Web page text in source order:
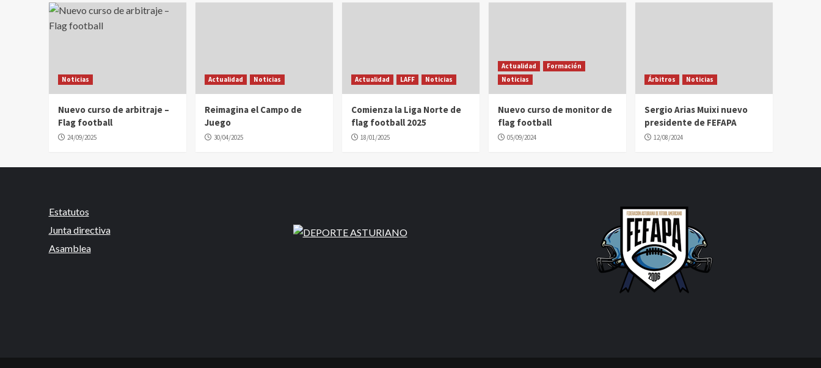
Noticias
Nuevo curso de arbitraje –
Flag football
24/09/2025
Actualidad Noticias
Reimagina el Campo de
Juego
30/04/2025
Actualidad LAFF Noticias
Comienza la Liga Norte de
flag football 2025
18/01/2025
Actualidad
Formación
Noticias
Nuevo curso de monitor de
flag football
05/09/2024
Árbitros Noticias
Sergio Arias Muixi nuevo
presidente de FEFAPA
12/08/2024
Estatutos
Junta directiva
Asamblea